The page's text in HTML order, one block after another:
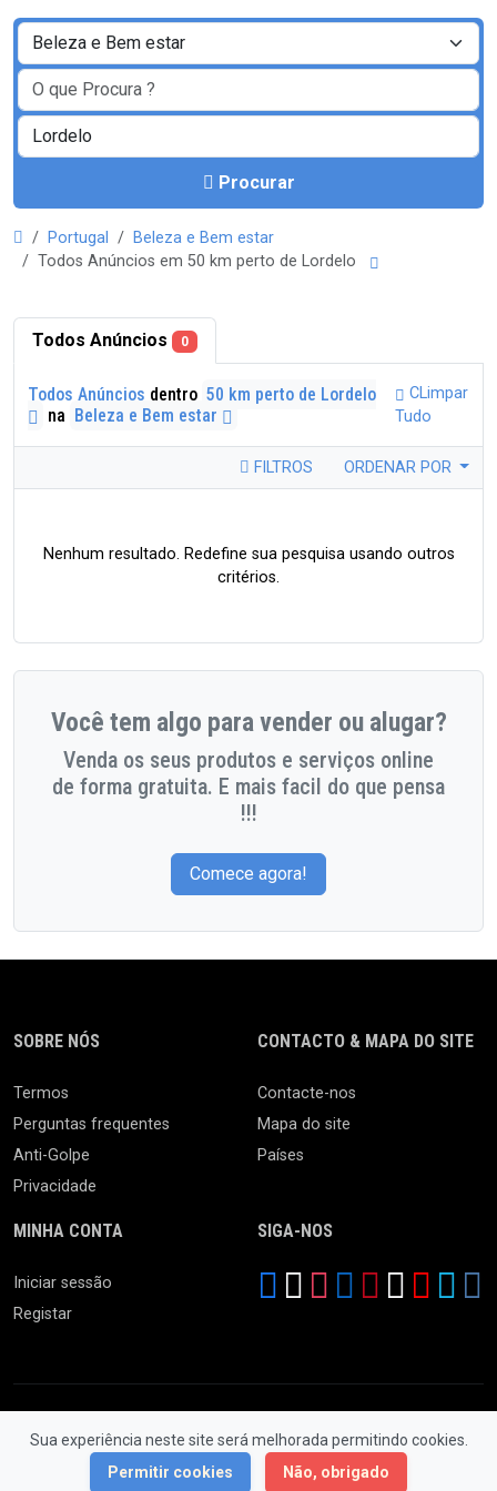
Procurar
Portugal
Beleza e Bem estar
Todos Anúncios em 50 km perto de Lordelo
Todos Anúncios 0
Todos Anúncios dentro 50 km perto de Lordelo
na Beleza e Bem estar
CLimpar
Tudo
FILTROS ORDENAR POR
Nenhum resultado. Redefine sua pesquisa usando outros
critérios.
Você tem algo para vender ou alugar?
Venda os seus produtos e serviços online
de forma gratuita. E mais facil do que pensa
!!!
Comece agora!
Sua experiência neste site será melhorada permitindo cookies.
Permitir cookies
Não, obrigado
SOBRE NÓS
Termos
Perguntas frequentes
Anti-Golpe
Privacidade
CONTACTO & MAPA DO SITE
Contacte-nos
Mapa do site
Países
MINHA CONTA
Iniciar sessão
Registar
SIGA-NOS
© 2026 Feira da Ladra. Todos os Direitos Reservados.